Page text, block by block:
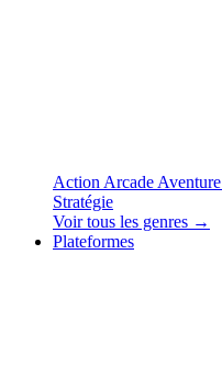
Action Arcade Aventure
Stratégie
Voir tous les genres →
Plateformes